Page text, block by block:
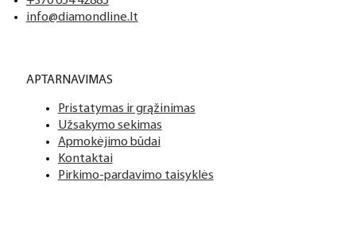
Platus prekių katalogas
Turime daugiau nei 3000 produktų visiems Jūsų poreikiams
PDF katalogas
info@diamondline.lt
APTARNAVIMAS
Pristatymas ir grąžinimas
Užsakymo sekimas
Apmokėjimo būdai
Kontaktai
Pirkimo-pardavimo taisyklės